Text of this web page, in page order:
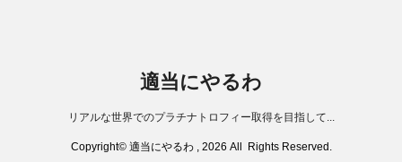
適当にやるわ
リアルな世界でのプラチナトロフィー取得を目指して...
Copyright© 適当にやるわ , 2026 All Rights Reserved.